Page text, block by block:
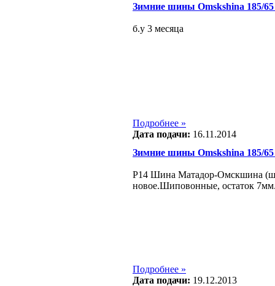
Зимние шины Omskshina 185/65
б.у 3 месяца
Подробнее »
Дата подачи: 16.11.2014
Зимние шины Omskshina 185/65
Р14 Шина Матадор-Омскшина
новое.Шиповонные, остаток
Подробнее »
Дата подачи: 19.12.2013